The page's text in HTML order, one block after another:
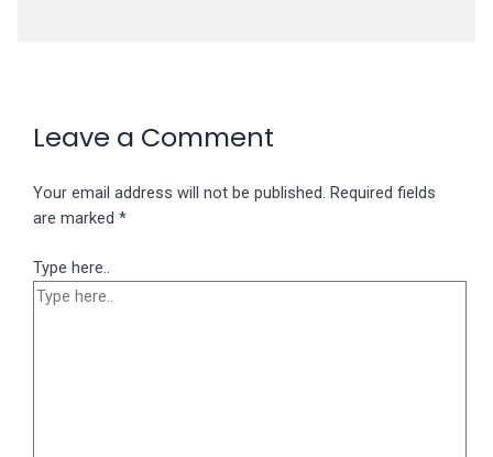
Leave a Comment
Your email address will not be published. Required fields
are marked*
Type here..